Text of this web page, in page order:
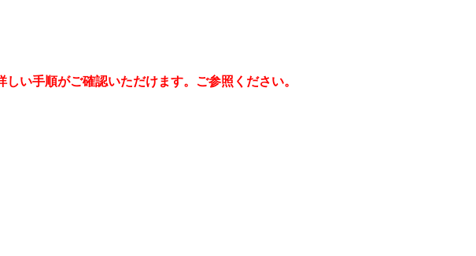
い手順がご確認いただけます。ご参照ください。